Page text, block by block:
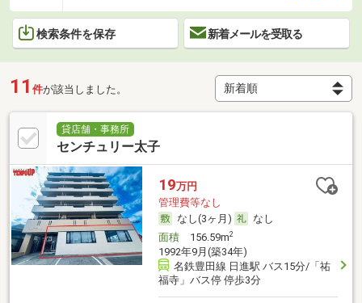
検索条件を保存 新着メールを受取る
11 件が該当しました。
貸店舗・事務所
センチュリー太子
19万円
管理費等なし
なし(3ヶ月)
なし
面積156.59m2
1992年9月(築34年)
名鉄豊田線 日進駅 バス15分/「祐
福寺」バス停 停歩3分